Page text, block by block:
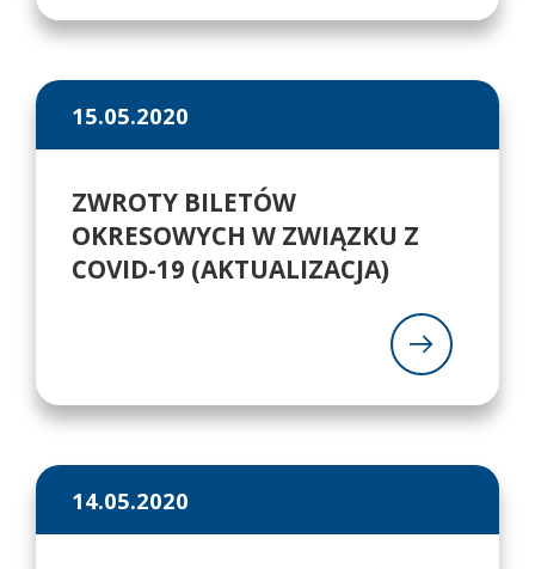
15.05.2020
ZWROTY BILETÓW
OKRESOWYCH W ZWIĄZKU Z
COVID-19 (AKTUALIZACJA)
14.05.2020